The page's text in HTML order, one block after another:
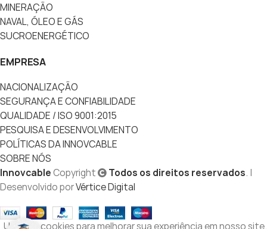
MINERAÇÃO
NAVAL, ÓLEO E GÁS
SUCROENERGÉTICO
EMPRESA
NACIONALIZAÇÃO
SEGURANÇA E CONFIABILIDADE
QUALIDADE / ISO 9001:2015
PESQUISA E DESENVOLVIMENTO
POLÍTICAS DA INNOVCABLE
SOBRE NÓS
InnovcableCopyright Todos os direitos reservados. |
Desenvolvido porVértice Digital
Usamos cookies para melhorar sua experiência em nosso site.